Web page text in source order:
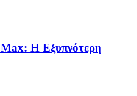
Η Εξυπνότερη